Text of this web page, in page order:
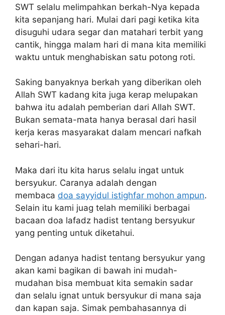
SWT selalu melimpahkan berkah-Nya kepada
kita sepanjang hari. Mulai dari pagi ketika kita
disuguhi udara segar dan matahari terbit yang
cantik, hingga malam hari di mana kita memiliki
waktu untuk menghabiskan satu potong roti.
Saking banyaknya berkah yang diberikan oleh
Allah SWT kadang kita juga kerap melupakan
bahwa itu adalah pemberian dari Allah SWT.
Bukan semata-mata hanya berasal dari hasil
kerja keras masyarakat dalam mencari nafkah
sehari-hari.
Maka dari itu kita harus selalu ingat untuk
bersyukur. Caranya adalah dengan
membaca doa sayyidul istighfar mohon ampun.
Selain itu kami juag telah memiliki berbagai
bacaan doa lafadz hadist tentang bersyukur
yang penting untuk diketahui.
Dengan adanya hadist tentang bersyukur yang
akan kami bagikan di bawah ini mudah-
mudahan bisa membuat kita semakin sadar
dan selalu ignat untuk bersyukur di mana saja
dan kapan saja. Simak pembahasannya di